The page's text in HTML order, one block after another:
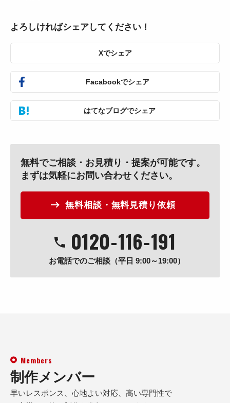
よろしければシェアしてください！
Xでシェア
Facabookでシェア
はてなブログでシェア
無料でご相談・お見積り・提案が可能です。
まずは気軽にお問い合わせください。
無料相談・無料見積り依頼
0120-116-191
お電話でのご相談（平日 9:00～19:00）
Members
制作メンバー
早いレスポンス、心地よい対応、高い専門性で